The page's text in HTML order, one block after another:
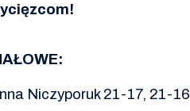
Niczyporuk 21-17, 21-16